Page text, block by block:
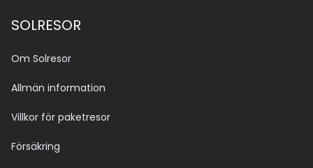
SOLRESOR
Om Solresor
Allmän information
Villkor för paketresor
Försäkring